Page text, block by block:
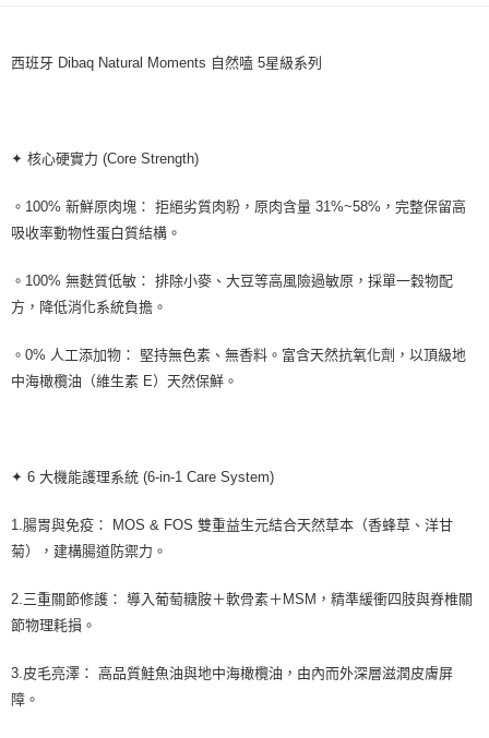
４．使用「AFTEE先享後付」時，將依據個別帳號之用戶狀況，依本公司即
西班牙 Dibaq Natural Moments 自然嗑 5星級系列
✦ 核心硬實力 (Core Strength)
。100% 新鮮原肉塊： 拒絕劣質肉粉，原肉含量 31%~58%，完整保留高
吸收率動物性蛋白質結構。
。100% 無麩質低敏： 排除小麥、大豆等高風險過敏原，採單一穀物配
方，降低消化系統負擔。
。0% 人工添加物： 堅持無色素、無香料。富含天然抗氧化劑，以頂級地
中海橄欖油（維生素 E）天然保鮮。
✦ 6 大機能護理系統 (6-in-1 Care System)
1.腸胃與免疫： MOS & FOS 雙重益生元結合天然草本（香蜂草、洋甘
菊），建構腸道防禦力。
2.三重關節修護： 導入葡萄糖胺＋軟骨素＋MSM，精準緩衝四肢與脊椎關
節物理耗損。
3.皮毛亮澤： 高品質鮭魚油與地中海橄欖油，由內而外深層滋潤皮膚屏
障。